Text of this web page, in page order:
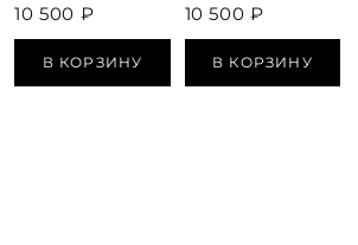
10 500 ₽
В КОРЗИНУ
10 500 ₽
В КОРЗИНУ